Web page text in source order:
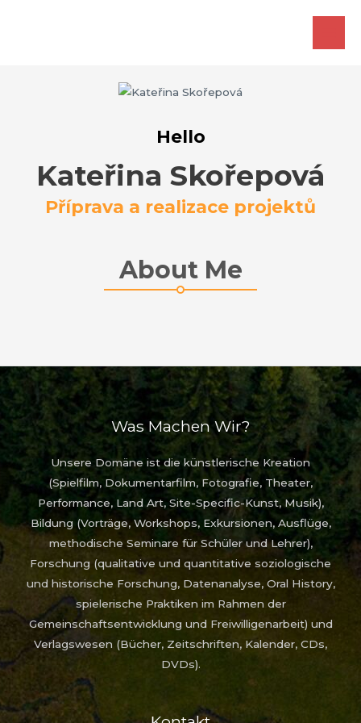
Hello
Kateřina Skořepová
Příprava a realizace projektů
About Me
Was Machen Wir?
Unsere Domäne ist die künstlerische Kreation
(Spielfilm, Dokumentarfilm, Fotografie, Theater,
Performance, Land Art, Site-Specific-Kunst, Musik),
Bildung (Vorträge, Workshops, Exkursionen, Ausflüge,
methodische Seminare für Schüler und Lehrer),
Forschung (qualitative und quantitative soziologische
und historische Forschung, Datenanalyse, Oral History,
spielerische Praktiken im Rahmen der
Gemeinschaftsentwicklung und Freiwilligenarbeit) und
Verlagswesen (Bücher, Zeitschriften, Kalender, CDs,
DVDs).